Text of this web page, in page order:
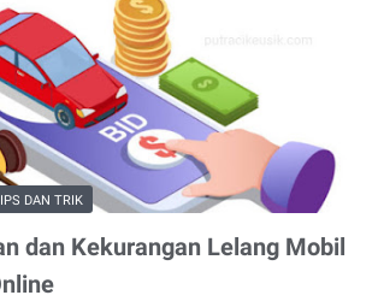
DAN TRIK
dan Kekurangan Lelang Mobil